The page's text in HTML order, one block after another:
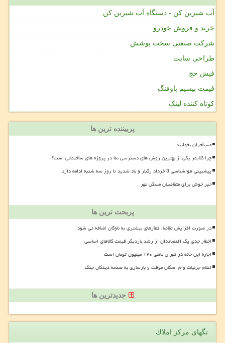
آب شیرین کن - دستگاه آب شیرین کن
خرید و فروش خودرو
شرکت صنعتی سخت پوشش
طراحی سایت
فیش حج
قیمت بیسیم باوفنگ
کوتاه کننده لینک
پربیننده ترین ها
مستأجران بخوانند
چرا کلایمر یکی از بهترین روش های دسترسی نما در پروژه های ساختمانی است؟
پیشبینی هواشناسی 3 خرداد رگبار و باد شدید تا روز سه شنبه ادامه دارد
خبر خوش برای متقاضیان مسکن مهر
پربحث ترین ها
در صورت افزایش تقاضا، قطارهای بیشتری به ناوگان اضافه می شود
اخطار جدی یک اقتصاددان از رشد باردیگر قیمت کالاهای اساسی
اجاره این خانه در تهران ماهی ۱۲۰ میلیون تومان است
اعلام جزئیات وام اسکان موقت و بازسازی به صدمه دیدگان جنگ
جدیدترین ها
تگهای مركز املاك